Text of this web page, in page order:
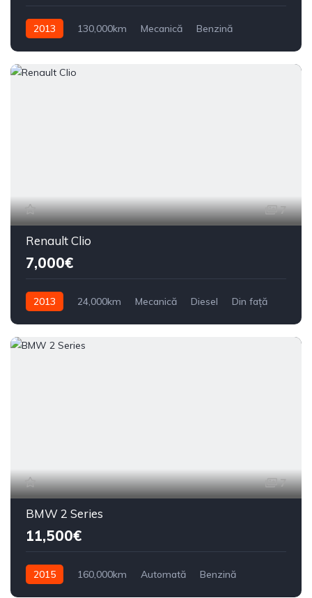
2013 130,000km Mecanică
Benzină
7
Renault Clio
7,000€
2013 24,000km Mecanică Diesel Din față
7
BMW 2 Series
11,500€
2015 160,000km Automată
Benzină